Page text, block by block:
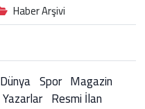
Haber Arşivi
Dünya Spor Magazin
Yazarlar Resmi İlan